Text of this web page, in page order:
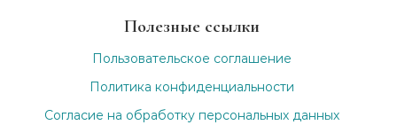
Полезные ссылки
Пользовательское соглашение
Политика конфиденциальности
Согласие на обработку персональных данных